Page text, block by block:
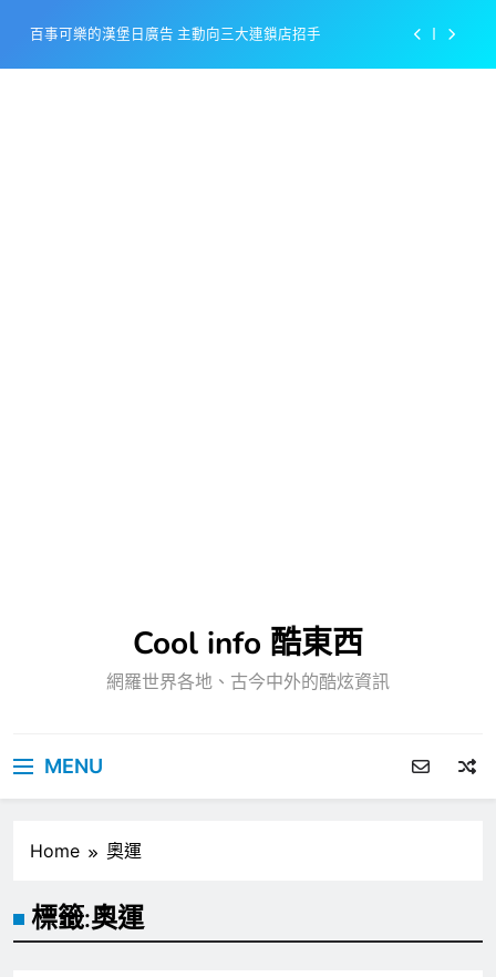
content
百事可樂的漢堡日廣告 主動向三大連鎖店招手
Cool info 酷東西
網羅世界各地、古今中外的酷炫資訊
MENU
Home 奧運
標籤:奧運